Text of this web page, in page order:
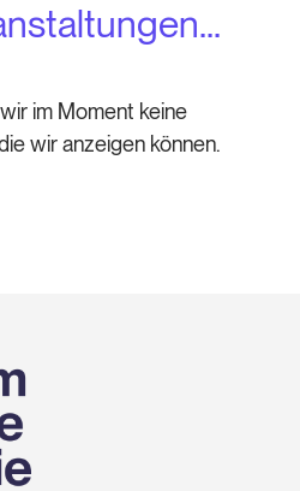
im Moment keine
wir anzeigen können.